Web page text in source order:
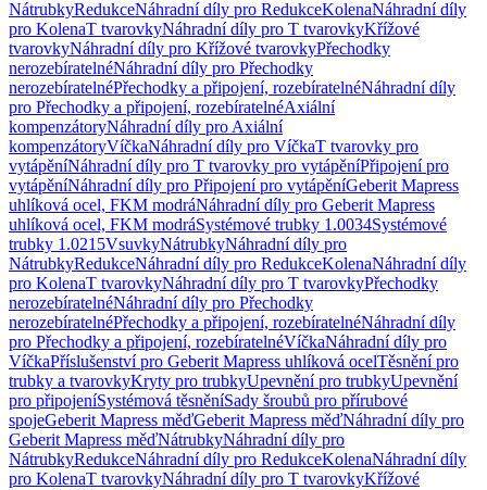
NátrubkyRedukceNáhradní díly pro RedukceKolenaNáhradní díly
pro KolenaT tvarovkyNáhradní díly pro T tvarovkyKřížové
tvarovkyNáhradní díly pro Křížové tvarovkyPřechodky
nerozebíratelnéNáhradní díly pro Přechodky
nerozebíratelnéPřechodky a připojení, rozebíratelnéNáhradní díly
pro Přechodky a připojení, rozebíratelnéAxiální
kompenzátoryNáhradní díly pro Axiální
kompenzátoryVíčkaNáhradní díly pro VíčkaT tvarovky pro
vytápěníNáhradní díly pro T tvarovky pro vytápěníPřipojení pro
vytápěníNáhradní díly pro Připojení pro vytápěníGeberit Mapress
uhlíková ocel, FKM modráNáhradní díly pro Geberit Mapress
uhlíková ocel, FKM modráSystémové trubky 1.0034Systémové
trubky 1.0215VsuvkyNátrubkyNáhradní díly pro
NátrubkyRedukceNáhradní díly pro RedukceKolenaNáhradní díly
pro KolenaT tvarovkyNáhradní díly pro T tvarovkyPřechodky
nerozebíratelnéNáhradní díly pro Přechodky
nerozebíratelnéPřechodky a připojení, rozebíratelnéNáhradní díly
pro Přechodky a připojení, rozebíratelnéVíčkaNáhradní díly pro
VíčkaPříslušenství pro Geberit Mapress uhlíková ocelTěsnění pro
trubky a tvarovkyKryty pro trubkyUpevnění pro trubkyUpevnění
pro připojeníSystémová těsněníSady šroubů pro přírubové
spojeGeberit Mapress měďGeberit Mapress měďNáhradní díly pro
Geberit Mapress měďNátrubkyNáhradní díly pro
NátrubkyRedukceNáhradní díly pro RedukceKolenaNáhradní díly
pro KolenaT tvarovkyNáhradní díly pro T tvarovkyKřížové